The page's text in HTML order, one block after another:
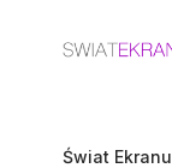
Świat Ekranu